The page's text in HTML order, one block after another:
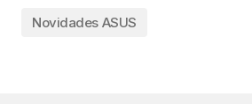
Novidades ASUS